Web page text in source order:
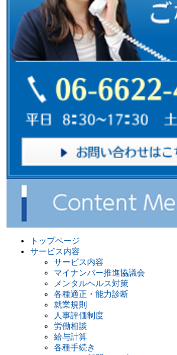
トップページ
サービス内容
サービス内容
マイナンバー推進協議会
メンタルヘルス対策
各種適正・能力診断
就業規則
人事評価制度
労働相談
給与計算
各種手続き